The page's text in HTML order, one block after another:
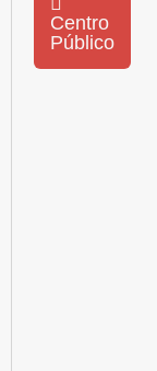
Centro
Público